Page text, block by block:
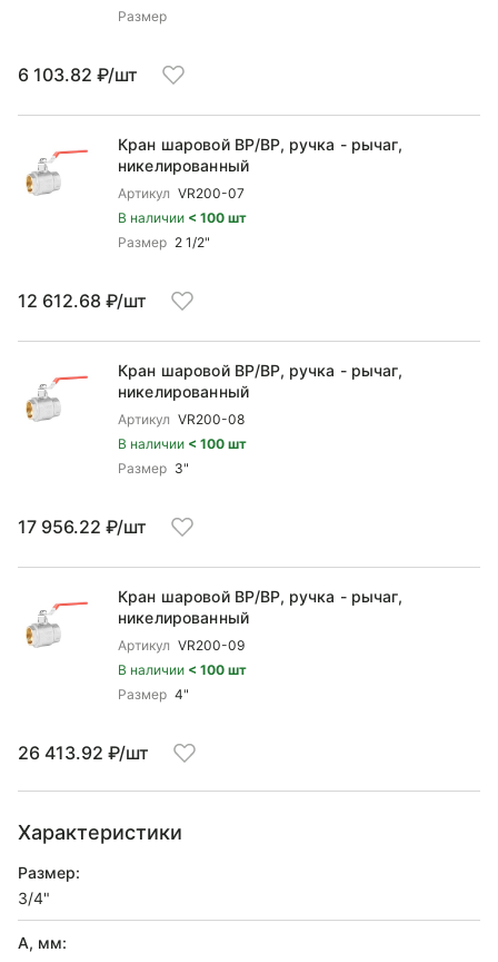
Размер
6 103.82 ₽/шт
Кран шаровой ВP/ВР, ручка - рычаг,
никелированный
Артикул VR200-07
В наличии < 100 шт
Размер 2 1/2"
12 612.68 ₽/шт
Кран шаровой ВP/ВР, ручка - рычаг,
никелированный
Артикул VR200-08
В наличии < 100 шт
Размер 3"
17 956.22 ₽/шт
Кран шаровой ВP/ВР, ручка - рычаг,
никелированный
Артикул VR200-09
В наличии < 100 шт
Размер 4"
26 413.92 ₽/шт
Характеристики
Размер:
3/4"
A, мм: